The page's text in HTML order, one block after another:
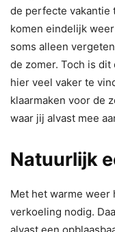
de perfecte vakantie
komen eindelijk
soms alleen
de zomer. Toch is
hier veel vaker te
klaarmaken voor de
waar jij alvast mee
Natuurlijk
Met het warme weer
verkoeling nodig.